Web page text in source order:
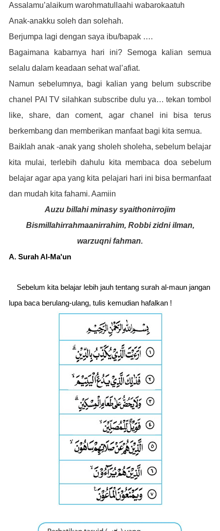
Assalamu’alaikum warohmatullaahi wabarokaatuh
Anak-anakku soleh dan solehah.
Berjumpa lagi dengan saya ibu/bapak ….
Bagaimana kabarnya hari ini? Semoga kalian semua
selalu dalam keadaan sehat wal’afiat.
Namun sebelumnya, bagi kalian yang belum subscribe
chanel PAI TV silahkan subscribe dulu ya… tekan tombol
like, share, dan coment, agar chanel ini bisa terus
berkembang dan memberikan manfaat bagi kita semua.
Baiklah anak -anak yang sholeh sholeha, sebelum belajar
kita mulai, terlebih dahulu kita membaca doa sebelum
belajar agar apa yang kita pelajari hari ini bisa bermanfaat
dan mudah kita fahami. Aamiin
Auzu billahi minasy syaithonirrojim
Bismillahirrahmaanirrahim, Robbi zidni ilman,
warzuqni fahman.
A. Surah Al-Ma'un
Sebelum kita belajar lebih jauh tentang surah al-maun jangan
lupa baca berulang-ulang, tulis kemudian hafalkan !